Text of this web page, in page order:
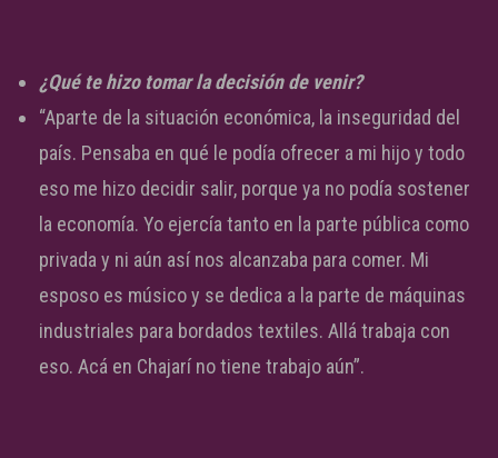
¿Qué te hizo tomar la decisión de venir?
“Aparte de la situación económica, la inseguridad del
país. Pensaba en qué le podía ofrecer a mi hijo y todo
eso me hizo decidir salir, porque ya no podía sostener
la economía. Yo ejercía tanto en la parte pública como
privada y ni aún así nos alcanzaba para comer. Mi
esposo es músico y se dedica a la parte de máquinas
industriales para bordados textiles. Allá trabaja con
eso. Acá en Chajarí no tiene trabajo aún”.